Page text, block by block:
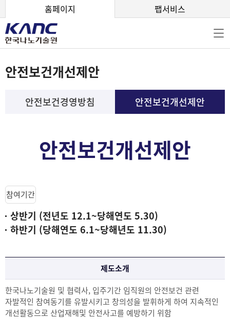
홈페이지 팹서비스
안전보건개선제안
안전보건경영방침 안전보건개선제안
안전보건개선제안
참여기간
상반기 (전년도 12.1~당해연도 5.30)
하반기 (당해연도 6.1~당해년도 11.30)
제도소개
한국나노기술원 및 협력사, 입주기간 임직원의 안전보건 관련
자발적인 참여동기를 유발시키고 창의성을 발휘하게 하여 지속적인
개선활동으로 산업재해및 안전사고를 예방하기 위함